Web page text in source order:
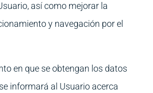
así como mejorar la
y navegación por el
en que se obtengan los datos
informará al Usuario acerca